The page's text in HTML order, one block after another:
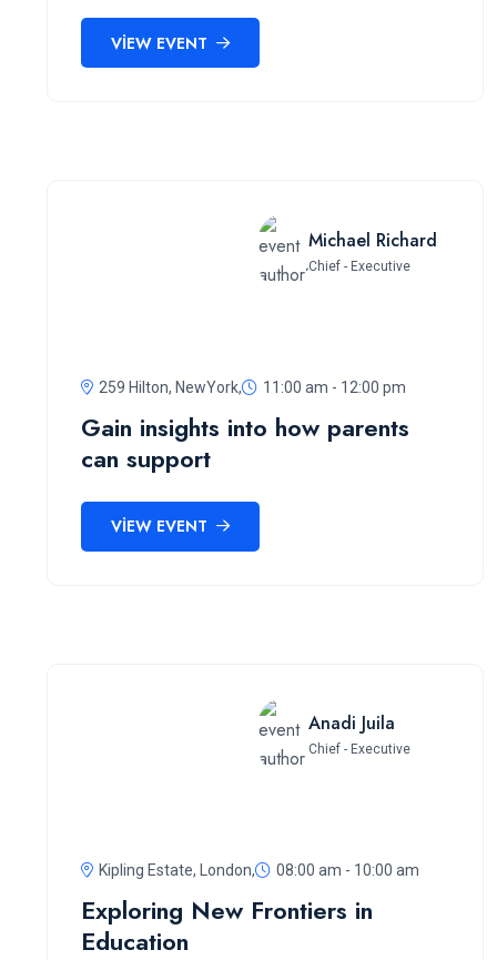
VIEW EVENT
Michael Richard
Chief - Executive
259 Hilton, NewYork, 11:00 am - 12:00 pm
Gain insights into how parents
can support
VIEW EVENT
Anadi Juila
Chief - Executive
Kipling Estate, London, 08:00 am - 10:00 am
Exploring New Frontiers in
Education